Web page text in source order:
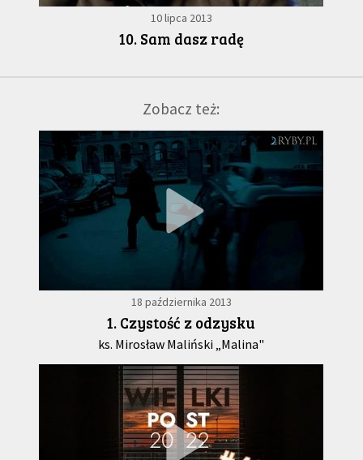
10 lipca 2013
10. Sam dasz radę
Zobacz też:
18 października 2013
1. Czystość z odzysku
ks. Mirosław Maliński „Malina"